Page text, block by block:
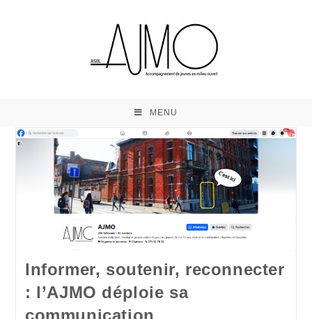
MENU
Informer, soutenir, reconnecter
: l’AJMO déploie sa
communication